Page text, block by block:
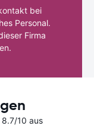
bei
Personal.
Firma
10 aus